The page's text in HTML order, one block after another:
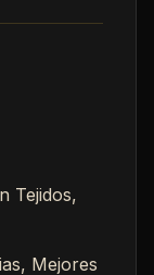
Tejidos,
Mejores